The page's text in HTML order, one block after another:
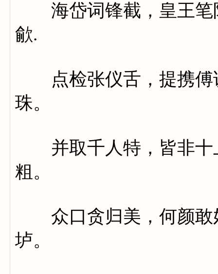
海岱词锋截，皇王笔
歈.
点检张仪舌，提携傅
珠。
并取千人特，皆非十
粗。
众口贪归美，何颜敢
垆。